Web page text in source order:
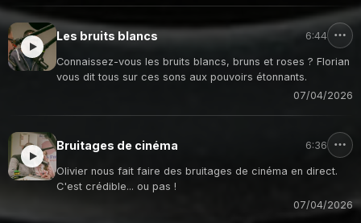
Les bruits blancs 6:44
Connaissez-vous les bruits blancs, bruns et roses ? Florian
vous dit tous sur ces sons aux pouvoirs étonnants.
07/04/2026
Bruitages de cinéma 6:36
Olivier nous fait faire des bruitages de cinéma en direct.
C'est crédible... ou pas !
07/04/2026